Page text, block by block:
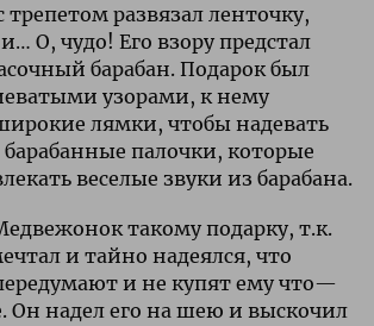
развязал ленточку,
О, чудо! Его взору предстал
барабан. Подарок был
узорами, к нему
лямки, чтобы надевать
палочки, которые
веселые звуки из барабана.
такому подарку, т.к.
и тайно надеялся, что
и не купят ему что—
Он надел его на шею и выскочил